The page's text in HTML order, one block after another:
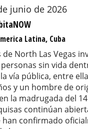
junio de 2026
Latina, Cuba
North Las Vegas
sin vida
vía pública, entre
y un hombre de
la madrugada del
continúan
confirmado